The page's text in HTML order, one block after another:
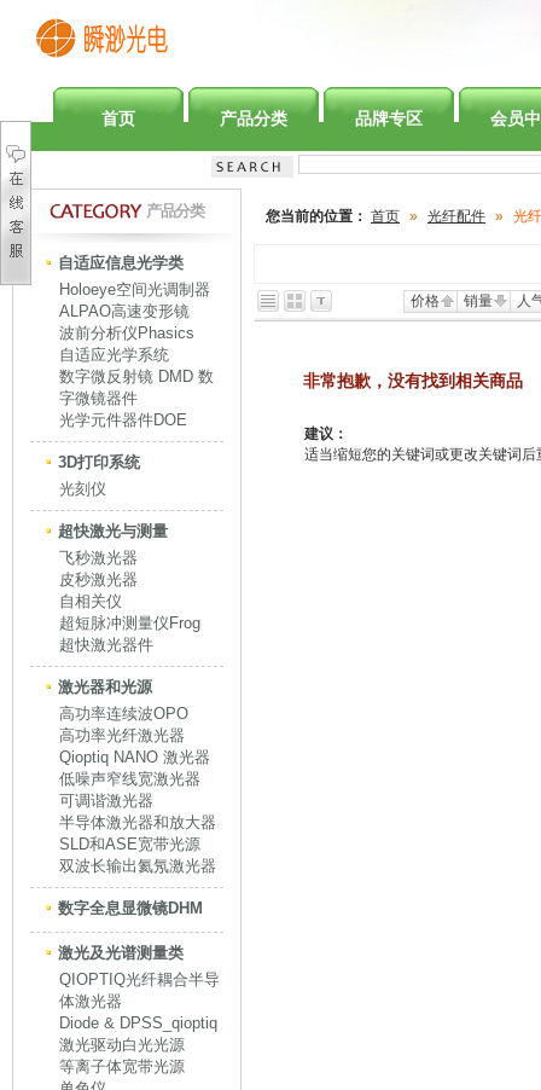
首页 产品分类 品牌专区 会员
产品分类
自适应信息光学类
Holoeye空间光调制器
ALPAO高速变形镜
波前分析仪Phasics
自适应光学系统
数字微反射镜 DMD 数
字微镜器件
光学元件器件DOE
3D打印系统
光刻仪
超快激光与测量
飞秒激光器
皮秒激光器
自相关仪
超短脉冲测量仪Frog
超快激光器件
激光器和光源
高功率连续波OPO
高功率光纤激光器
Qioptiq NANO 激光器
低噪声窄线宽激光器
可调谐激光器
半导体激光器和放大器
SLD和ASE宽带光源
双波长输出氦氖激光器
数字全息显微镜DHM
激光及光谱测量类
QIOPTIQ光纤耦合半导
体激光器
Diode & DPSS_qioptiq
激光驱动白光光源
等离子体宽带光源
您当前的位置： 首页 » 光纤配件 » 光
价格 销量 人
非常抱歉，没有找到相关商品
建议：
适当缩短您的关键词或更改关键词后